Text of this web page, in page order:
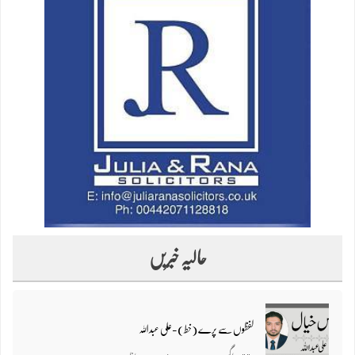
حالیہ خبریں
لفظوں سے پرے (خط)-علی عبداللہ